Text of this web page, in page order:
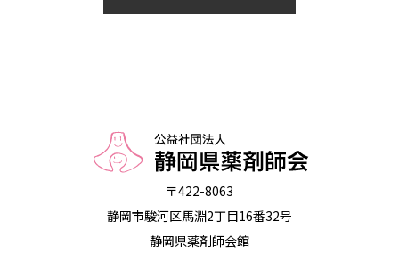
〒422-8063
静岡市駿河区馬淵2丁目16番32号
静岡県薬剤師会館